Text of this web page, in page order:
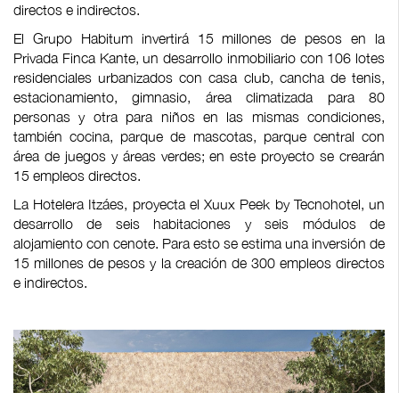
directos e indirectos.
El Grupo Habitum invertirá 15 millones de pesos en la
Privada Finca Kante, un desarrollo inmobiliario con 106 lotes
residenciales urbanizados con casa club, cancha de tenis,
estacionamiento, gimnasio, área climatizada para 80
personas y otra para niños en las mismas condiciones,
también cocina, parque de mascotas, parque central con
área de juegos y áreas verdes; en este proyecto se crearán
15 empleos directos.
La Hotelera Itzáes, proyecta el Xuux Peek by Tecnohotel, un
desarrollo de seis habitaciones y seis módulos de
alojamiento con cenote. Para esto se estima una inversión de
15 millones de pesos y la creación de 300 empleos directos
e indirectos.